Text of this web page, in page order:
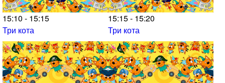
15:10 - 15:15
Три кота
15:15 - 15:20
Три кота